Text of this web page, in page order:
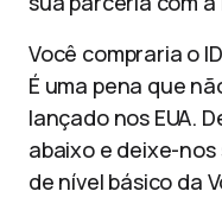
Você compraria o
É uma pena que
lançado nos EUA.
abaixo e deixe-nos
de nível básico da